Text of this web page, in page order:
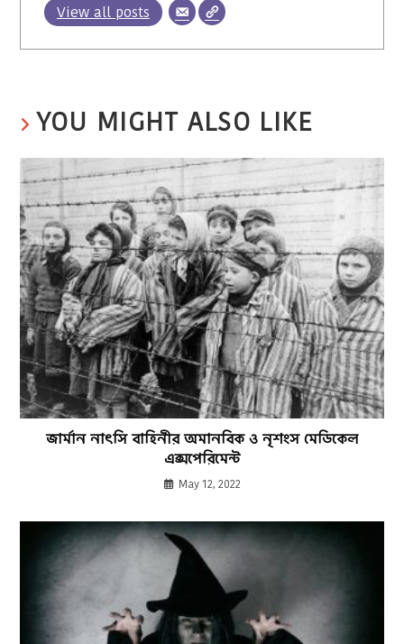
View all posts
YOU MIGHT ALSO LIKE
জার্মান নাৎসি বাহিনীর অমানবিক ও নৃশংস মেডিকেল
এক্সপেরিমেন্ট
May 12, 2022